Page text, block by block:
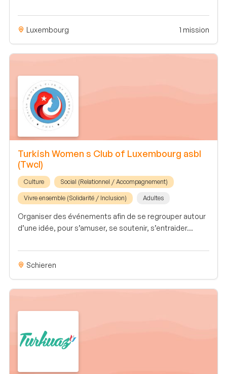
Luxembourg 1 mission
Turkish Women s Club of Luxembourg asbl
(Twcl)
Culture Social (Relationnel / Accompagnement)
Vivre ensemble (Solidarité / Inclusion) Adultes
Organiser des événements afin de se regrouper autour
d’une idée, pour s’amuser, se soutenir, s’entraider…
Schieren